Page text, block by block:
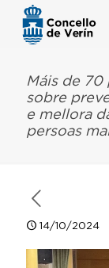
Máis de 70
sobre
e mellora
persoas
14/10/2024